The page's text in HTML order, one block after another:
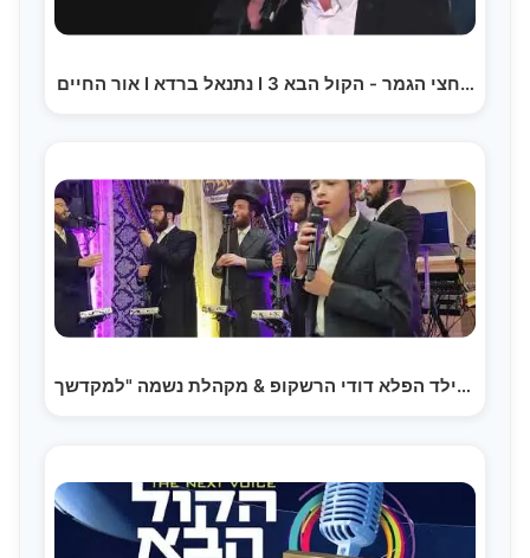
אור החיים I נתנאל ברדא I חצי הגמר - הקול הבא 3…
ילד הפלא דודי הרשקופ & מקהלת נשמה "למקדשך" -…